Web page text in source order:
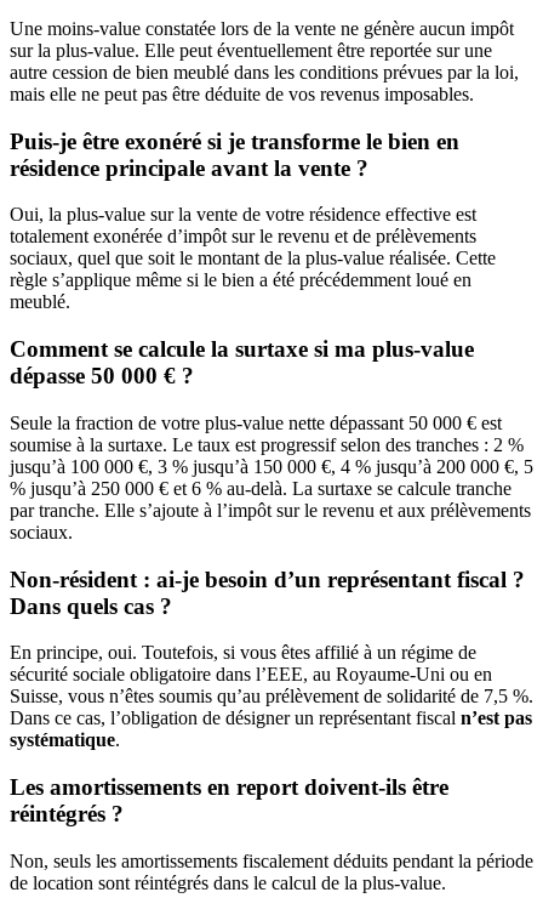
Une moins-value constatée lors de la vente ne génère aucun impôt
sur la plus-value. Elle peut éventuellement être reportée sur une
autre cession de bien meublé dans les conditions prévues par la loi,
mais elle ne peut pas être déduite de vos revenus imposables.
Puis-je être exonéré si je transforme le bien en
résidence principale avant la vente ?
Oui, la plus-value sur la vente de votre résidence effective est
totalement exonérée d’impôt sur le revenu et de prélèvements
sociaux, quel que soit le montant de la plus-value réalisée. Cette
règle s’applique même si le bien a été précédemment loué en
meublé.
Comment se calcule la surtaxe si ma plus-value
dépasse 50 000 € ?
Seule la fraction de votre plus-value nette dépassant 50 000 € est
soumise à la surtaxe. Le taux est progressif selon des tranches : 2 %
jusqu’à 100 000 €, 3 % jusqu’à 150 000 €, 4 % jusqu’à 200 000 €, 5
% jusqu’à 250 000 € et 6 % au-delà. La surtaxe se calcule tranche
par tranche. Elle s’ajoute à l’impôt sur le revenu et aux prélèvements
sociaux.
Non-résident : ai-je besoin d’un représentant fiscal ?
Dans quels cas ?
En principe, oui. Toutefois, si vous êtes affilié à un régime de
sécurité sociale obligatoire dans l’EEE, au Royaume-Uni ou en
Suisse, vous n’êtes soumis qu’au prélèvement de solidarité de 7,5 %.
Dans ce cas, l’obligation de désigner un représentant fiscal n’est pas
systématique.
Les amortissements en report doivent-ils être
réintégrés ?
Non, seuls les amortissements fiscalement déduits pendant la période
de location sont réintégrés dans le calcul de la plus-value.